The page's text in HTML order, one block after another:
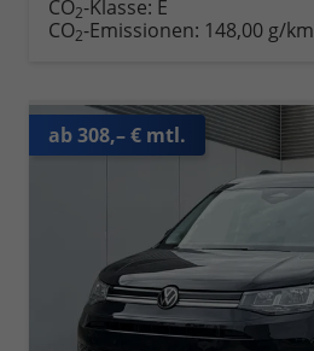
CO2-Klasse: E
CO2-Emissionen: 148,00 g/km
ab 308,– € mtl.